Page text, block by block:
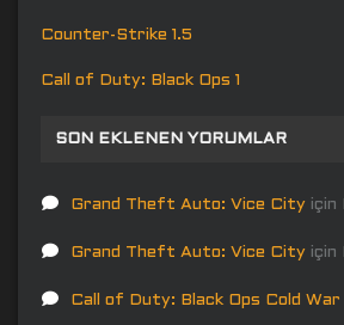
Counter-Strike 1.5
Call of Duty: Black Ops 1
SON EKLENEN YORUMLAR
Grand Theft Auto: Vice City için
Grand Theft Auto: Vice City için
Call of Duty: Black Ops Cold War